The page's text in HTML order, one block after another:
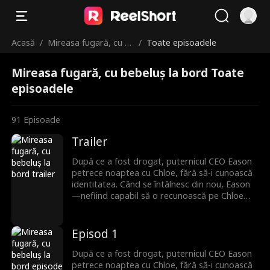
Acasă / Mireasa fugară, cu b
/ Toate episoadele
Mireasa fugară, cu bebeluș la bord Toate
episoadele
91 Episoade
Trailer
După ce a fost drogat, puternicul CEO Eason
petrece noaptea cu Chloe, fără să-i cunoască
identitatea. Când se întâlnesc din nou, Eason
—nefiind capabil să o recunoască pe Chloe—o
cu copilul lui. Tocmai când se confruntă cu
această revelație, Eason, disperat să-și
salveze bunica, acceptă să se căsătorească cu
Maura, zdrobindu-i inima lui Chloe. Refuzând
Episod 1
După ce a fost drogat, puternicul CEO Eason
petrece noaptea cu Chloe, fără să-i cunoască